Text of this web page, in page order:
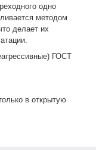
одно
методом
делает их
ГОСТ
в открытую